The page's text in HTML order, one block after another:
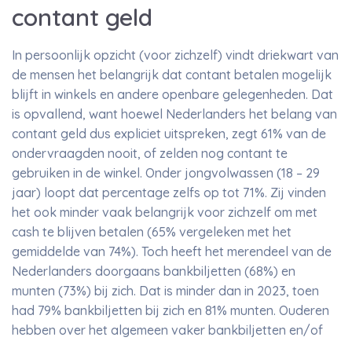
contant geld
In persoonlijk opzicht (voor zichzelf) vindt driekwart van
de mensen het belangrijk dat contant betalen mogelijk
blijft in winkels en andere openbare gelegenheden. Dat
is opvallend, want hoewel Nederlanders het belang van
contant geld dus expliciet uitspreken, zegt 61% van de
ondervraagden nooit, of zelden nog contant te
gebruiken in de winkel. Onder jongvolwassen (18 – 29
jaar) loopt dat percentage zelfs op tot 71%. Zij vinden
het ook minder vaak belangrijk voor zichzelf om met
cash te blijven betalen (65% vergeleken met het
gemiddelde van 74%). Toch heeft het merendeel van de
Nederlanders doorgaans bankbiljetten (68%) en
munten (73%) bij zich. Dat is minder dan in 2023, toen
had 79% bankbiljetten bij zich en 81% munten. Ouderen
hebben over het algemeen vaker bankbiljetten en/of